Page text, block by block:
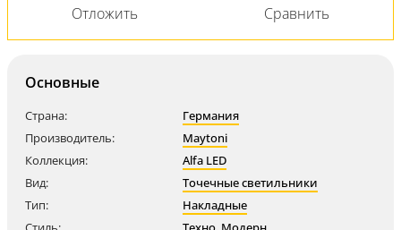
Основные
Страна:
Германия
Производитель:
Maytoni
Коллекция:
Alfa LED
Вид:
Точечные светильники
Тип:
Накладные